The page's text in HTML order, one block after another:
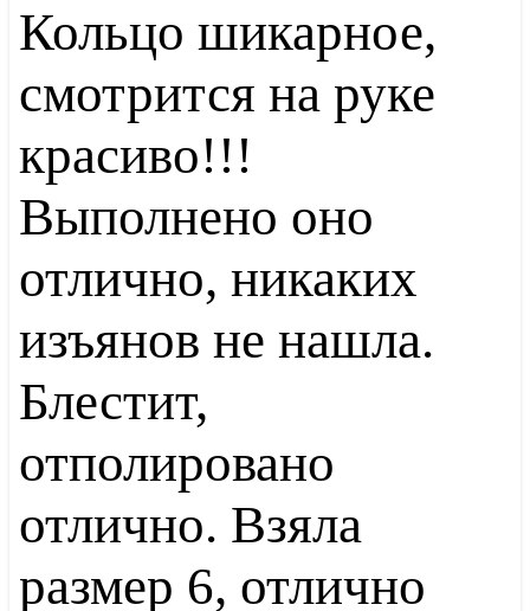
Кольцо шикарное,
смотрится на руке
красиво!!!
Выполнено оно
отлично, никаких
изъянов не нашла.
Блестит,
отполировано
отлично. Взяла
размер 6, отлично